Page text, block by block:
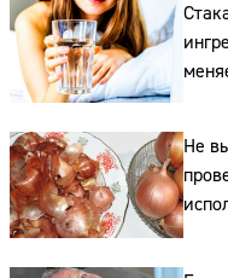
Не
и